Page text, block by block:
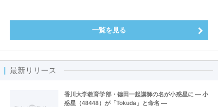
一覧を見る
最新リリース
香川大学教育学部・徳田一起講師の名が小惑星に ― 小
惑星（48448）が「Tokuda」と命名 ―